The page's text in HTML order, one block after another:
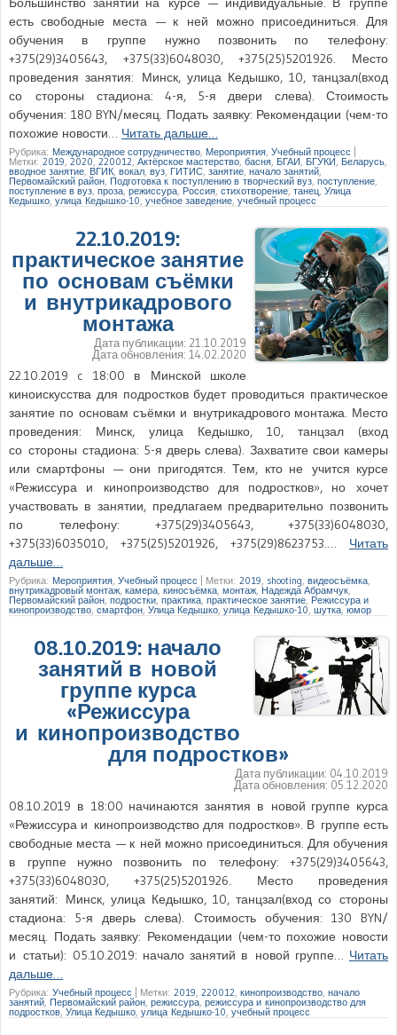
есть свободные места — к ней можно присоединиться. Для
обучения в группе нужно позвонить по телефону:
+375(29)3405643, +375(33)6048030, +375(25)5201926. Место
проведения занятия: Минск, улица Кедышко, 10, танцзал(вход
со стороны стадиона: 4-я, 5-я двери слева). Стоимость
обучения: 180 BYN/месяц. Подать заявку: Рекомендации (чем-то
похожие новости… Читать дальше…
Рубрика: Международное сотрудничество Мероприятия Учебный процесс
Метки: 2019 2020, 220012 Актёрское мастерство басня БГАИ БГУКИ Беларусь
вводное занятие ВГИК вокал вуз ГИТИС занятие начало занятий
Первомайский район Подготовка к поступлению в творческий вуз поступление
поступление в вуз проза ,режиссура Россия стихотворение танец Улица
Кедышко улица Кедышко-10 учебное заведение учебный процесс
22.10.2019:
практическое занятие
по основам съёмки
и внутрикадрового
монтажа
Дата публикации: 21.10.2019
Дата обновления: 14.02.2020
22.10.2019 c 18:00 в Минской школе
киноискусства для подростков будет проводиться практическое
занятие по основам съёмки и внутрикадрового монтажа. Место
проведения: Минск, улица Кедышко, 10, танцзал (вход
со стороны стадиона: 5-я дверь слева). Захватите свои камеры
или смартфоны — они пригодятся. Тем, кто не учится курсе
«Режиссура и кинопроизводство для подростков», но хочет
участвовать в занятии, предлагаем предварительно позвонить
по телефону: +375(29)3405643, +375(33)6048030,
+375(33)6035010, +375(25)5201926, +375(29)8623753.… Читать
дальше…
Рубрика: Мероприятия Учебный процесс Метки: 2019 shooting видеосъёмка
внутрикадровый монтаж камера киносъёмка монтаж Надежда Абрамчук
Первомайский район подростки, практика практическое занятие Режиссура и
кинопроизводство смартфон Улица Кедышко улица Кедышко-10 шутка ,юмор
08.10.2019: начало
занятий в новой
группе курса
«Режиссура
и кинопроизводство
для подростков»
Дата публикации: 04.10.2019
Дата обновления: 05.12.2020
08.10.2019 в 18:00 начинаются занятия в новой группе курса
«Режиссура и кинопроизводство для подростков». В группе есть
свободные места — к ней можно присоединиться. Для обучения
в группе нужно позвонить по телефону: +375(29)3405643,
+375(33)6048030, +375(25)5201926. Место проведения
занятий: Минск, улица Кедышко, 10, танцзал(вход со стороны
стадиона: 5-я дверь слева). Стоимость обучения: 130 BYN/
месяц. Подать заявку: Рекомендации (чем-то похожие новости
и статьи): 05.10.2019: начало занятий в новой группе… Читать
дальше…
Рубрика: Учебный процесс Метки: 2019 220012 кинопроизводство начало
занятий Первомайский район режиссура режиссура и кинопроизводство для
подростков,Улица Кедышко улица Кедышко-10 учебный процесс